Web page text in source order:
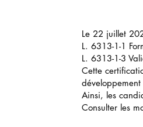
Le 22 juillet
L. 6313-1-1
L. 6313-1-3
Cette
développement
Ainsi, les
Consulter les